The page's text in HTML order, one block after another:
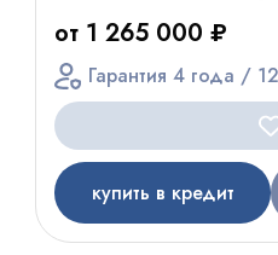
от 1 265 000 ₽
Гарантия 4 года /
купить в кредит